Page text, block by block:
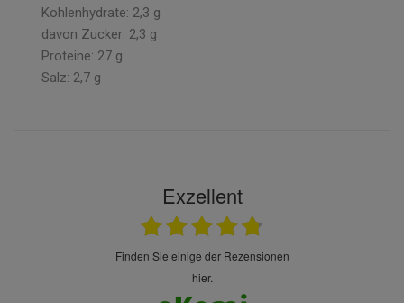
Kohlenhydrate: 2,3 g
davon Zucker: 2,3 g
Proteine: 27 g
Salz: 2,7 g
Exzellent
finden Sie einige der Rezensionen
hier.